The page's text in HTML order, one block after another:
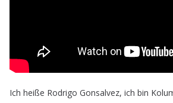
Ich heiße Rodrigo Gonsalvez, ich bin